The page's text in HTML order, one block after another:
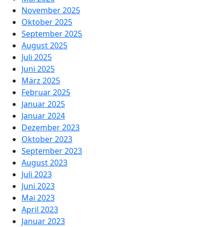
November 2025
Oktober 2025
September 2025
August 2025
Juli 2025
Juni 2025
März 2025
Februar 2025
Januar 2025
Januar 2024
Dezember 2023
Oktober 2023
September 2023
August 2023
Juli 2023
Juni 2023
Mai 2023
April 2023
Januar 2023